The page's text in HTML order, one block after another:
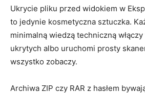
Ukrycie pliku przed widokiem w
to jedynie kosmetyczna sztuczka.
minimalną wiedzą techniczną
ukrytych albo uruchomi prosty
wszystko zobaczy.
Archiwa ZIP czy RAR z hasłem